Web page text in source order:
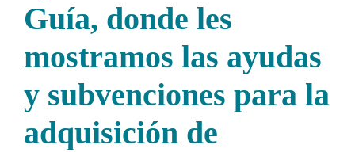
Guía, donde les
mostramos las ayudas
y subvenciones para la
adquisición de